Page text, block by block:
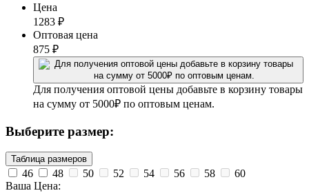
Цена
1283 ₽
Оптовая цена
875 ₽
Для получения оптовой цены добавьте в корзину товары
на сумму от 5000₽ по оптовым ценам.
Выберите размер:
Таблица размеров
46 48 50 52 54 56 58
60
Ваша Цена: